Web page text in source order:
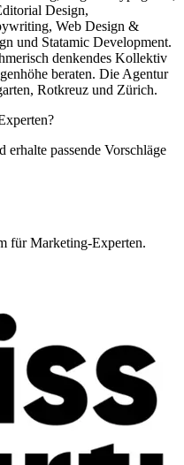
Design,
Web Design &
und Statamic Development.
denkendes Kollektiv
beraten. Die Agentur
Rotkreuz und Zürich.
passende Vorschläge
für Marketing-Experten.